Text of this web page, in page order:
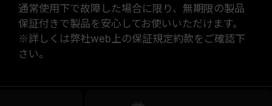
通常使用下で故障した場合に限り、無期限の製品
保証付きで製品を安心してお使いいただけます。
※詳しくは弊社web上の保証規定約款をご確認下
さい。